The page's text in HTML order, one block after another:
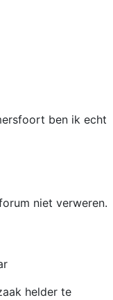
ben ik echt
niet verweren.
helder te